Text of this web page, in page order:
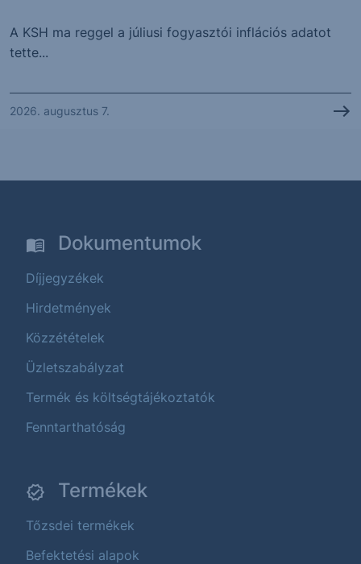
A KSH ma reggel a júliusi fogyasztói inflációs adatot
tette...
2026. augusztus 7.
Dokumentumok
Díjjegyzékek
Hirdetmények
Közzétételek
Üzletszabályzat
Termék és költségtájékoztatók
Fenntarthatóság
Termékek
Tőzsdei termékek
Befektetési alapok